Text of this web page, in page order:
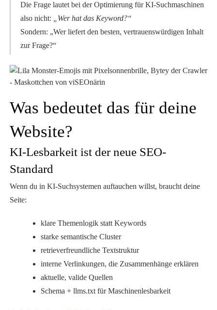
Die Frage lautet bei der Optimierung für KI-Suchmaschinen
also nicht:
„Wer hat das Keyword?“
Sondern: „Wer liefert den besten, vertrauenswürdigen Inhalt
zur Frage?“
Was bedeutet das für deine
Website?
KI-Lesbarkeit ist der neue SEO-
Standard
Wenn du in KI-Suchsystemen auftauchen willst, braucht deine
Seite:
klare Themenlogik statt Keywords
starke semantische Cluster
retrieverfreundliche Textstruktur
interne Verlinkungen, die Zusammenhänge erklären
aktuelle, valide Quellen
Schema + llms.txt für Maschinenlesbarkeit